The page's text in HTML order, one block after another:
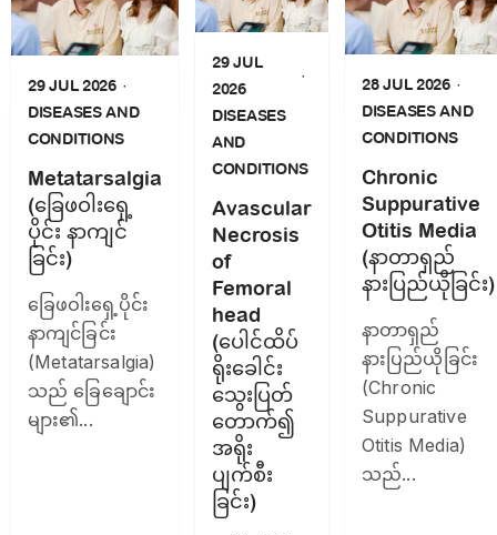
29 JUL 2026
DISEASES AND
CONDITIONS
Metatarsalgia
(ခြေဖဝါးရှေ့
ပိုင်း နာကျင်
ခြင်း)
ခြေဖဝါးရှေ့ပိုင်း
နာကျင်ခြင်း
(Metatarsalgia)
သည် ခြေချောင်း
များ၏...
29 JUL
2026
DISEASES
AND
CONDITIONS
Avascular
Necrosis
of
Femoral
head
(ပေါင်ထိပ်
ရိုးခေါင်း
သွေးပြတ်
တောက်၍
အရိုး
ပျက်စီး
ခြင်း)
28 JUL 2026
DISEASES AND
CONDITIONS
Chronic
Suppurative
Otitis Media
(နာတာရှည်
နားပြည်ယိုခြင်း)
နာတာရှည်
နားပြည်ယိုခြင်း
(Chronic
Suppurative
Otitis Media)
သည်...